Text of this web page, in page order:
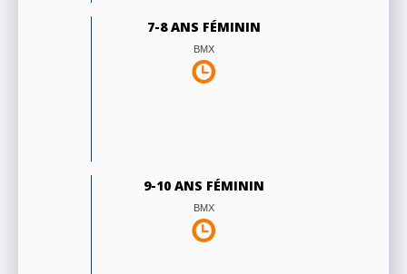
7-8 ANS FÉMININ
BMX
9-10 ANS FÉMININ
BMX